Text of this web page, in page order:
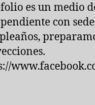
es un medio
con